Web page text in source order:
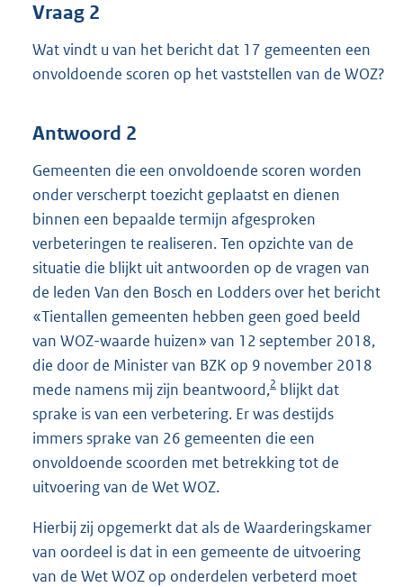
Vraag 2
Wat vindt u van het bericht dat 17 gemeenten een
onvoldoende scoren op het vaststellen van de WOZ?
Antwoord 2
Gemeenten die een onvoldoende scoren worden
onder verscherpt toezicht geplaatst en dienen
binnen een bepaalde termijn afgesproken
verbeteringen te realiseren. Ten opzichte van de
situatie die blijkt uit antwoorden op de vragen van
de leden Van den Bosch en Lodders over het bericht
«Tientallen gemeenten hebben geen goed beeld
van WOZ-waarde huizen» van 12 september 2018,
die door de Minister van BZK op 9 november 2018
mede namens mij zijn beantwoord,2 blijkt dat
sprake is van een verbetering. Er was destijds
immers sprake van 26 gemeenten die een
onvoldoende scoorden met betrekking tot de
uitvoering van de Wet WOZ.
Hierbij zij opgemerkt dat als de Waarderingskamer
van oordeel is dat in een gemeente de uitvoering
van de Wet WOZ op onderdelen verbeterd moet